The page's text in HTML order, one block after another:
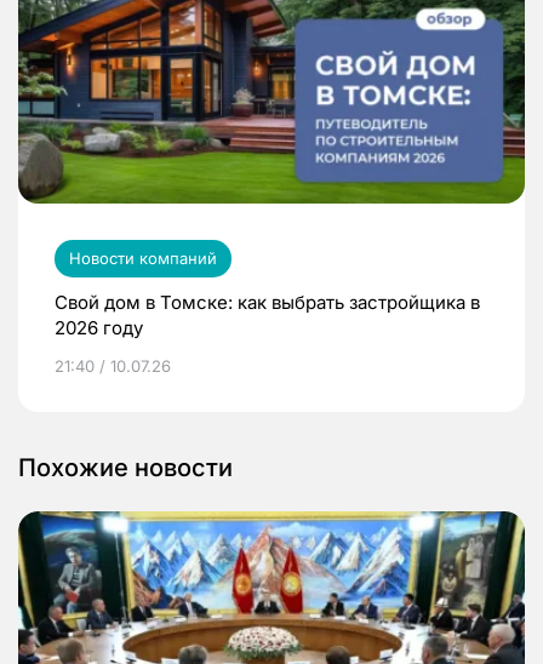
Новости компаний
Свой дом в Томске: как выбрать застройщика в
2026 году
21:40 / 10.07.26
Похожие новости